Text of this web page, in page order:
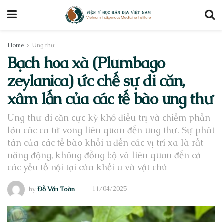
Home Ung thư
Bạch hoa xà (Plumbago
zeylanica) ức chế sự di căn,
xâm lấn của các tế bào ung thư
Ung thư di căn cực kỳ khó điều trị và chiếm phần
lớn các ca tử vong liên quan đến ung thư. Sự phát
tán của các tế bào khối u đến các vị trí xa là rất
năng động, không đồng bộ và liên quan đến cả
các yếu tố nội tại của khối u và vật chủ
by Đỗ Văn Toàn 11/04/2025